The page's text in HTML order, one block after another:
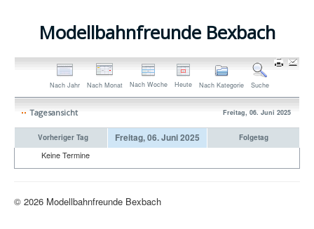
Modellbahnfreunde Bexbach
Nach Jahr Nach Monat Nach Woche Heute Nach Kategorie Suche
Tagesansicht Freitag, 06. Juni 2025
Vorheriger Tag Freitag, 06. Juni 2025 Folgetag
Keine Termine
© 2026 Modellbahnfreunde Bexbach